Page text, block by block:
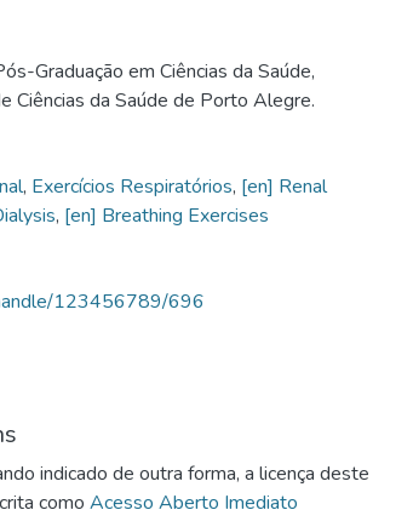
Graduação em Ciências da Saúde,
Ciências da Saúde de Porto Alegre.
, Exercícios Respiratórios, [en] Renal
, [en] Breathing Exercises
123456789/696
indicado de outra forma, a licença deste
como Acesso Aberto Imediato